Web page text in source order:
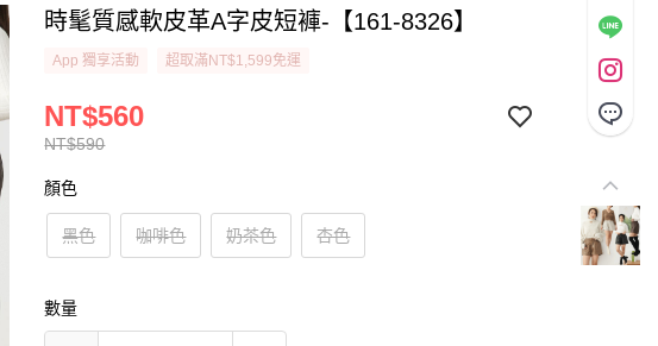
時髦質感軟皮革A字皮短褲-【161-8326】
App 獨享活動 超取滿NT$1,599免運
NT$590
NT$560
顏色
黑色 咖啡色 奶茶色 杏色
數量